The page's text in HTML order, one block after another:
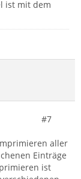
ist mit dem
#7
aller
Einträge
ist